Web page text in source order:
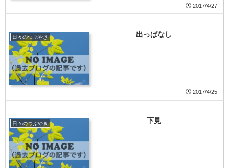
2017/4/27
日々のつぶやき 出っぱなし
2017/4/25
日々のつぶやき 下見